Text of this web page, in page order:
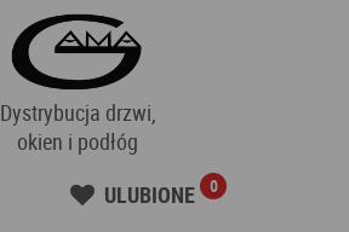
Dystrybucja drzwi,
okien i podłóg
ULUBIONE 0